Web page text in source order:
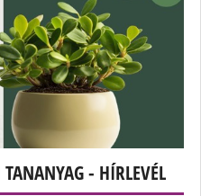
TANANYAG - HÍRLEVÉL